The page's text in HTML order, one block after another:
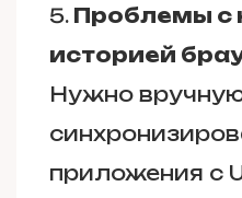
Проблемы с
историей
Нужно
приложения с